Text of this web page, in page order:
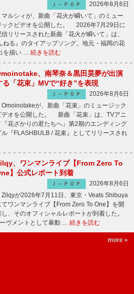
Ｊ－ＰＯＰ
2026年8月6日
ルシィが、新曲「花火が瞬いて」のミュー
ックビデオを公開した。 2026年7月29日に
信リリースされた新曲「花火が瞬いて」は、
ねる』のタイアップソング。地元・福岡の花
を描い … 続きを読む
、南琴奈＆黒田昊夢が出演
る「花束」MVで“好き”を表現
Ｊ－ＰＯＰ
2026年8月6日
が、新曲「花束」のミュージック
デオを公開した。 新曲「花束」は、TVアニ
『花ざかりの君たちへ』第2期のエンディング
『FLASHBULB / 花束』としてリリースされ
、ワンマンライブ【From Zero To
】公式レポート到着
Ｊ－ＰＯＰ
2026年8月6日
が2026年7月11日、東京・Veats Shibuya
てワンマンライブ【From Zero To One】を開
し、そのオフィシャルレポートが到着した。
ヴメントとして暴動 … 続きを読む
more »